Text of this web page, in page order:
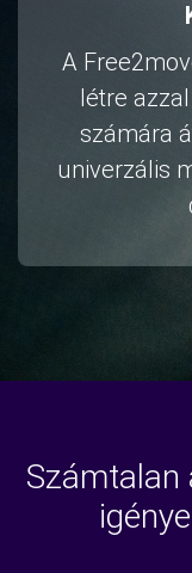
A
létre
számára
univerzális
Számtalan